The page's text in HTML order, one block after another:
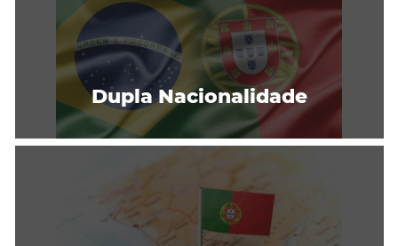
Dupla Nacionalidade